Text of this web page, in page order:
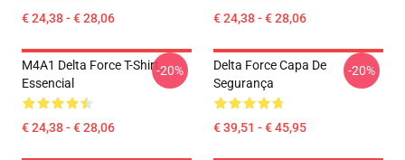
€ 24,38 - € 28,06 € 24,38 - € 28,06
M4A1 Delta Force T-Shirt
Essencial
€ 24,38 - € 28,06
-20%
Delta Force Capa De
Segurança
€ 39,51 - € 45,95
-20%